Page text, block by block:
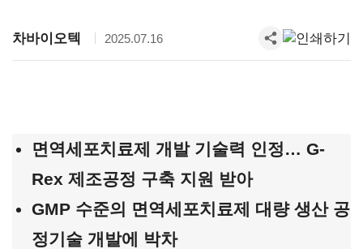
차바이오텍 2025.07.16
면역세포치료제 개발 기술력 인정… G-
Rex 제조공정 구축 지원 받아
GMP 수준의 면역세포치료제 대량 생산 공
정기술 개발에 박차